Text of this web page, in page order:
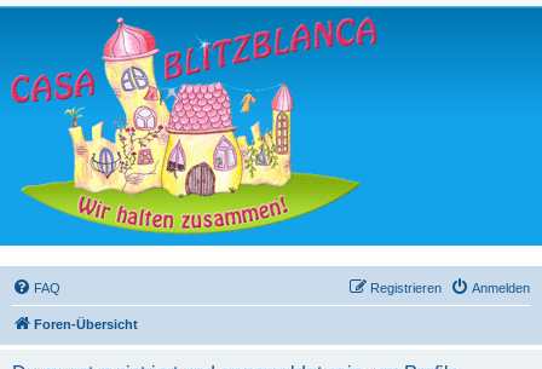
FAQ Anmelden
Registrieren
Foren-Übersicht